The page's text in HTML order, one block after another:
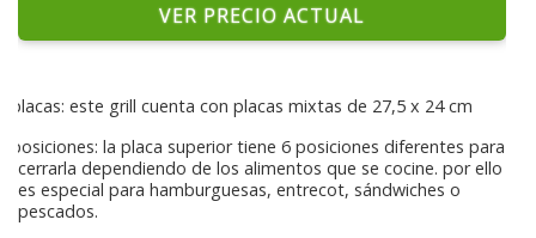
VER PRECIO ACTUAL
placas: este grill cuenta con placas mixtas de 27,5 x 24 cm
posiciones: la placa superior tiene 6 posiciones diferentes para
cerrarla dependiendo de los alimentos que se cocine. por ello
es especial para hamburguesas, entrecot, sándwiches o
pescados.